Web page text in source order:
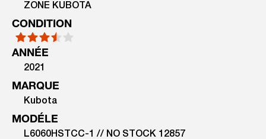
ZONE KUBOTA
CONDITION
ANNÉE
2021
MARQUE
Kubota
MODÉLE
L6060HSTCC-1 // NO STOCK 12857